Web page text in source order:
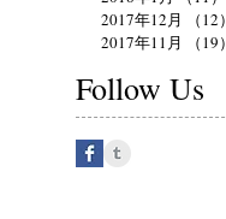
2017年12月
（12）
2017年11月
（19）
Follow Us